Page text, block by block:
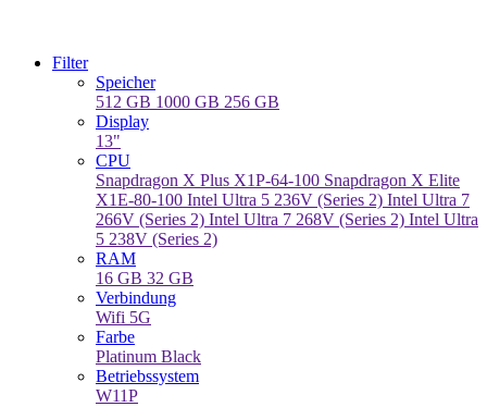
Filter
Speicher
512 GB 1000 GB 256 GB
Display
13"
CPU
Snapdragon X Plus X1P-64-100 Snapdragon X Elite
X1E-80-100 Intel Ultra 5 236V (Series 2) Intel Ultra 7
266V (Series 2) Intel Ultra 7 268V (Series 2) Intel Ultra
5 238V (Series 2)
RAM
16 GB 32 GB
Verbindung
Wifi 5G
Farbe
Platinum Black
Betriebssystem
W11P